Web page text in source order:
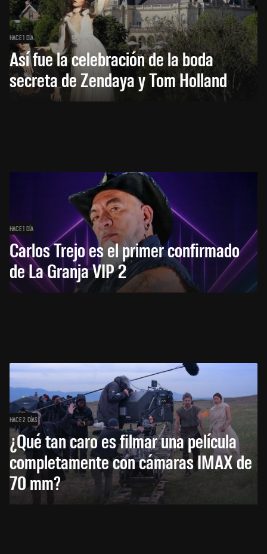
HACE 1 DÍA
Así fue la celebración de la boda
secreta de Zendaya y Tom Holland
HACE 1 DÍA
Carlos Trejo es el primer confirmado
de La Granja VIP 2
HACE 2 DÍAS
¿Qué tan caro es filmar una película
completamente con cámaras IMAX de
70 mm?